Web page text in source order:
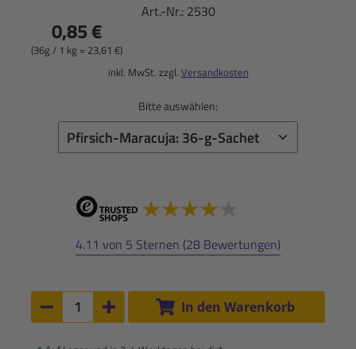
Art.-Nr.: 2530
0,85 €
(36g / 1 kg = 23,61 €)
inkl. MwSt. zzgl. Versandkosten
Bitte auswählen:
4.11 von 5 Sternen (28 Bewertungen)
Anzahl:
Anzahl um 1 verringern
Anzahl um 1 erhöhen
In den Warenkorb